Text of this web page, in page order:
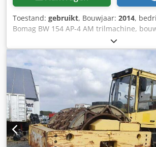
Toestand: gebruikt, Bouwjaar: 2014,
Bomag BW 154 AP-4 AM trilmachine,
bedrijfsuren: slechts 1.565 uur, motor:
pk], Asphalt Manager 2, Bomag strooier,
rechts, gewicht: 7.300 kg, gladde
direct inzetklaar. Op aanvraag bieden wij
lease- of financieringsvoorstel aan. De
staat u graag te woord. Meer informatie
website. Fouten en tussenverkoop
Aozpdh Ujfvok Verhuur mogelijk. = Meer
Neem contact op met Tobias Ebert voor